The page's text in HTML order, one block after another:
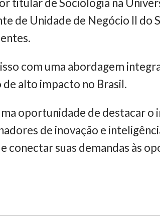
de Unidade de Negócio II do
com uma abordagem
alto impacto no Brasil.
oportunidade de destacar
de inovação e
conectar suas demandas às